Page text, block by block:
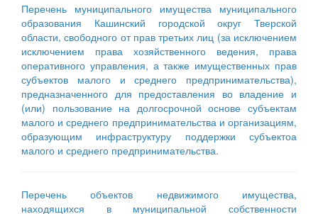
Перечень муниципального имущества муниципального
образования Кашинский городской округ Тверской
области, свободного от прав третьих лиц (за исключением
исключением права хозяйственного ведения, права
оперативного управления, а также имущественных прав
субъектов малого и среднего предпринимательства),
предназначенного для предоставления во владение и
(или) пользование на долгосрочной основе субъектам
малого и среднего предпринимательства и организациям,
образующим инфраструктуру поддержки субъектоа
малого и среднего предпринимательства.
Перечень объектов недвижимого имущества,
находящихся в муниципальной собственности